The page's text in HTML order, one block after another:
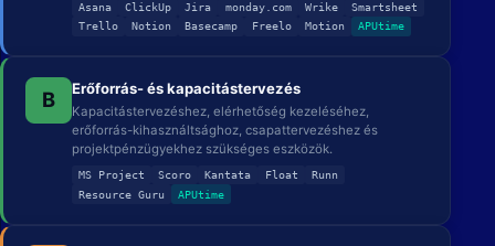
Asana ClickUp Jira monday.com Wrike
Smartsheet
Trello
Notion Basecamp Freelo Motion APUtime
B Erőforrás- és kapacitástervezés
Kapacitástervezéshez, elérhetőség kezeléséhez,
erőforrás-kihasználtsághoz, csapattervezéshez és
projektpénzügyekhez szükséges eszközök.
MS Project Scoro Kantata Float
Runn
Resource Guru
APUtime